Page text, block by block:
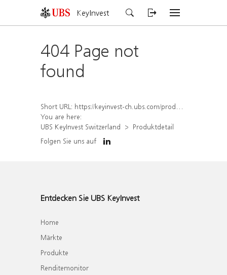
KeyInvest
404 Page not
found
Short URL: https://keyinvest-ch.ubs.com/produkt/detail/index/isin/CH1306651576
You are here:
UBS KeyInvest Switzerland
Produktdetail
Folgen Sie uns auf
Entdecken Sie UBS KeyInvest
Home
Märkte
Produkte
Renditemonitor